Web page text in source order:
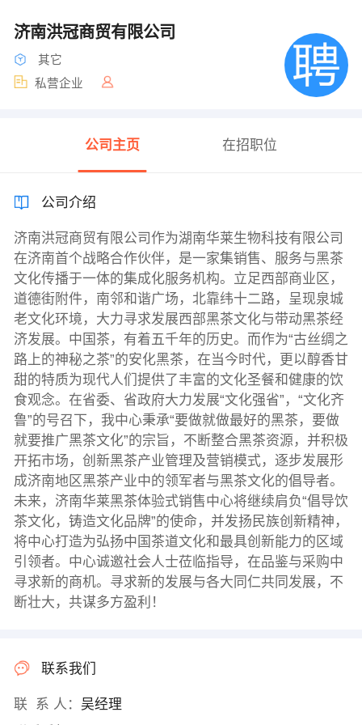
济南洪冠商贸有限公司
其它
私营企业
公司主页 在招职位
公司介绍
济南洪冠商贸有限公司作为湖南华莱生物科技有限公司
在济南首个战略合作伙伴，是一家集销售、服务与黑茶
文化传播于一体的集成化服务机构。立足西部商业区，
道德街附件，南邻和谐广场，北靠纬十二路，呈现泉城
老文化环境，大力寻求发展西部黑茶文化与带动黑茶经
济发展。中国茶，有着五千年的历史。而作为“古丝绸之
路上的神秘之茶”的安化黑茶，在当今时代，更以醇香甘
甜的特质为现代人们提供了丰富的文化圣餐和健康的饮
食观念。在省委、省政府大力发展“文化强省”，“文化齐
鲁”的号召下，我中心秉承“要做就做最好的黑茶，要做
就要推广黑茶文化”的宗旨，不断整合黑茶资源，并积极
开拓市场，创新黑茶产业管理及营销模式，逐步发展形
成济南地区黑茶产业中的领军者与黑茶文化的倡导者。
未来，济南华莱黑茶体验式销售中心将继续肩负“倡导饮
茶文化，铸造文化品牌”的使命，并发扬民族创新精神，
将中心打造为弘扬中国茶道文化和最具创新能力的区域
引领者。中心诚邀社会人士莅临指导，在品鉴与采购中
寻求新的商机。寻求新的发展与各大同仁共同发展，不
断壮大，共谋多方盈利！
联系我们
联 系 人： 吴经理